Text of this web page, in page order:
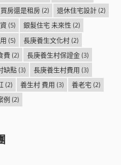
買房還是租房(2) 退休住宅設計(2)
(5) 銀髮住宅 未來性 (2)
(5) 長庚養生文化村(2)
費 (2) 長庚養生村保證金(3)
缺點(3) 長庚養生村費用 (3)
(2) 養生村 費用 (3) 養老宅 (2)
例 (2)